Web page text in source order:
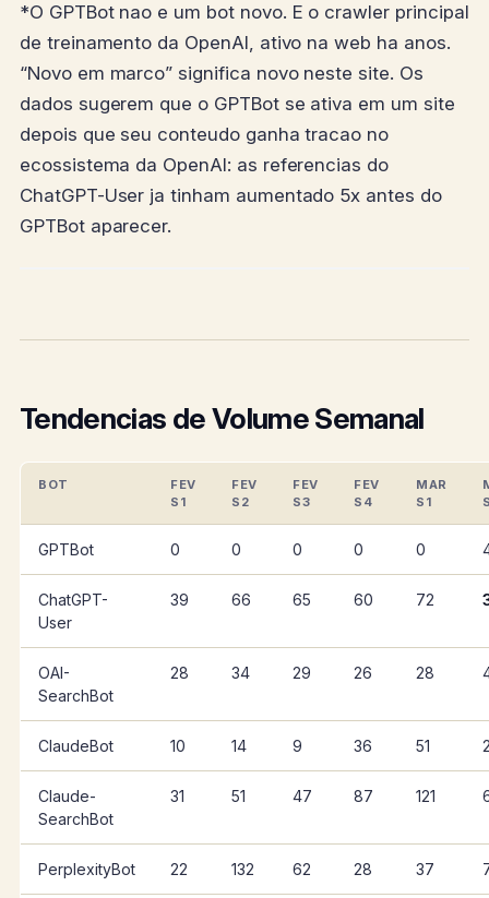
*O GPTBot nao e um bot novo. E o crawler principal
de treinamento da OpenAI, ativo na web ha anos.
“Novo em marco” significa novo neste site. Os
dados sugerem que o GPTBot se ativa em um site
depois que seu conteudo ganha tracao no
ecossistema da OpenAI: as referencias do
ChatGPT-User ja tinham aumentado 5x antes do
GPTBot aparecer.
Tendencias de Volume Semanal
BOT
FEV
S1
FEV
S2
FEV
S3
FEV
S4
MAR
S1
GPTBot 0 0 0 0 0
ChatGPT-
User
39 66 65 60 72
OAI-
SearchBot
28 34 29 26 28
ClaudeBot 10 14 9 36 51
Claude-
SearchBot
31 51 47 87 121
PerplexityBot 22 132 62 28 37